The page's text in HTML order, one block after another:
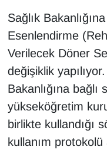
Sağlık
Esenlendirme
Verilecek Döner
değişiklik
Bakanlığına bağlı
yükseköğretim
birlikte kullandığı
kullanım
MAGAZİN
MEDYA
ONE EKONOMİ
POLİTİKA
Resmi İlanlar